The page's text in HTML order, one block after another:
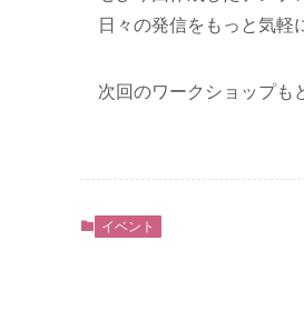
日々の発信をもっと気軽
次回のワークショップも
イベント